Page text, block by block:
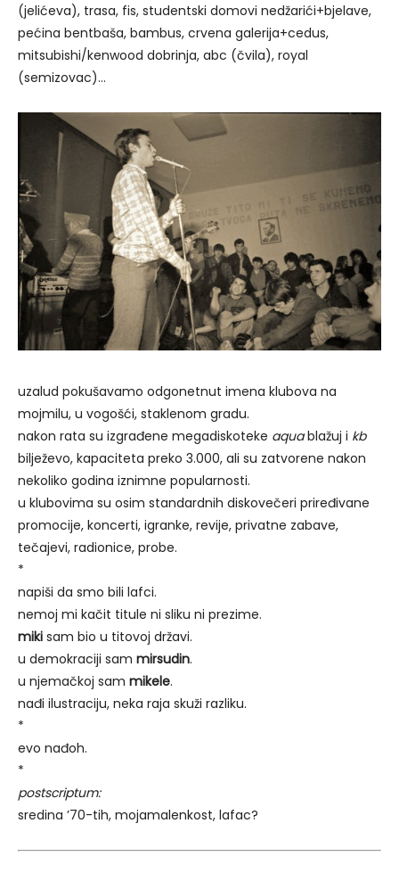
(jelićeva), trasa, fis, studentski domovi nedžarići+bjelave,
pećina bentbaša, bambus, crvena galerija+cedus,
mitsubishi/kenwood dobrinja, abc (čvila), royal
(semizovac)…
uzalud pokušavamo odgonetnut imena klubova na
mojmilu, u vogošći, staklenom gradu.
nakon rata su izgrađene megadiskoteke aquablažuj i kb
bilježevo, kapaciteta preko 3.000, ali su zatvorene nakon
nekoliko godina iznimne popularnosti.
u klubovima su osim standardnih diskovečeri priređivane
promocije, koncerti, igranke, revije, privatne zabave,
tečajevi, radionice, probe.
*
napiši da smo bili lafci.
nemoj mi kačit titule ni sliku ni prezime.
miki sam bio u titovoj državi.
u demokraciji sam mirsudin.
u njemačkoj sam mikele.
nađi ilustraciju, neka raja skuži razliku.
*
evo nađoh.
*
postscriptum:
sredina ’70-tih, mojamalenkost, lafac?